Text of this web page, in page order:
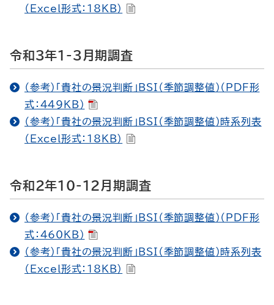
（Excel形式：18KB）
令和3年1-3月期調査
（参考）「貴社の景況判断」BSI（季節調整値）（PDF形
式：449KB）
（参考）「貴社の景況判断」BSI（季節調整値）時系列表
（Excel形式：18KB）
令和2年10-12月期調査
（参考）「貴社の景況判断」BSI（季節調整値）（PDF形
式：460KB）
（参考）「貴社の景況判断」BSI（季節調整値）時系列表
（Excel形式：18KB）